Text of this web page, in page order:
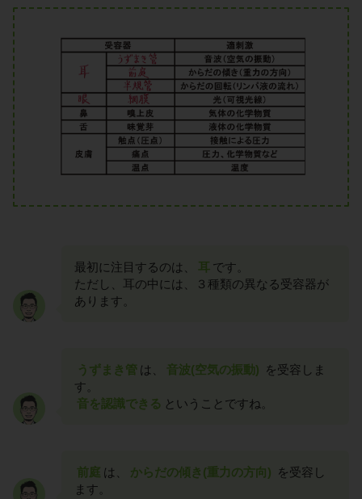
最初に注目するのは、 耳 です。
ただし、耳の中には、３種類の異なる受容器が
あります。
うずまき管 は、 音波(空気の振動) を受容しま
す。
音を認識できる ということですね。
前庭 は、 からだの傾き(重力の方向) を受容し
ます。